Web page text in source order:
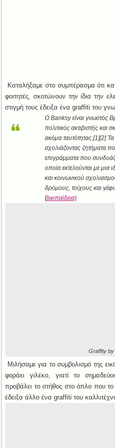
Καταλήξαμε στο συμπέρασμα ότι
φοιτητές, σκοτώνουν την ίδια την
στιγμή τους έδειξα ένα graffiti του
Ο Banksy είναι γνωστός
πολιτικός ακτιβιστής και
ακόμα ταυτότητας.[1][2] Τα
σχολιάζοντας ζητήματα
επιγράμματα που
οποία εκτελούνται με μια
και κοινωνικού
δρόμους, τοίχους και
Βικιπαίδεια)
Graffity
Μιλήσαμε για το συμβολισμό της
φοράει γιλέκο, γιατί το
προβάλει το στήθος στο όπλο που
έδειξα άλλο ένα graffiti του